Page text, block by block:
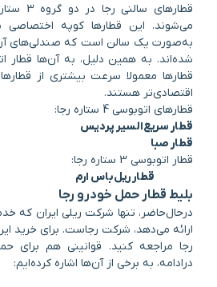
می‌شوند. این قطارها کوپه اختصاصی
به‌صورت یک سالن است که صندلی‌های
شده‌اند. به همین دلیل، به آن‌ها قطار
قطارها معمولا سرعت بیشتری از
اقتصادی‌تر هستند.
قطارهای اتوبوسی 4 ستاره رجا:
قطار سریع‌السیر پردیس
قطار صبا
قطار اتوبوسی 3 ستاره رجا:
قطار ریل‌باس ارم
بلیط قطار حمل خودرو رجا
در‌حال‌حاضر، تنها شرکت ریلی ایران که
ارائه می‌دهد، شرکت رجاست. برای خرید
رجا مراجعه کنید. قوانینی هم برای
در‌ادامه، به برخی از آن‌ها اشاره کرده‌ایم: